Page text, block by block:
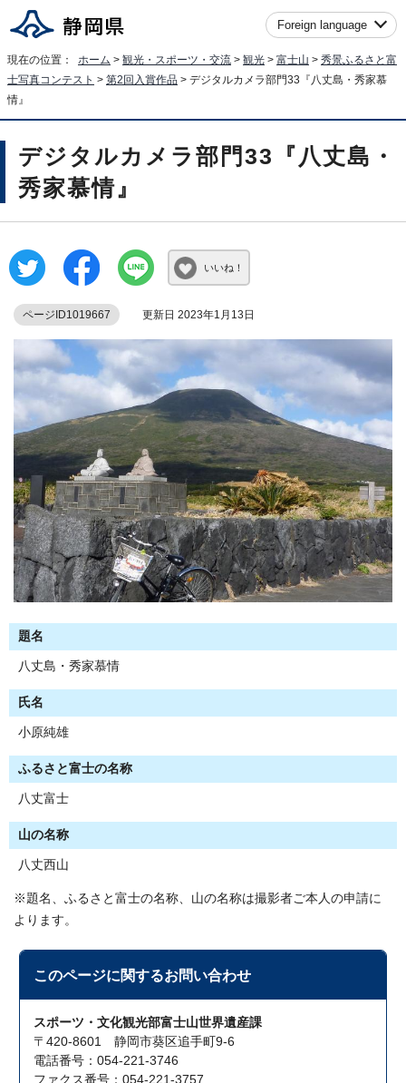
Foreign language
現在の位置： ホーム > 観光・スポーツ・交流 > 観光 > 富士山 > 秀景ふるさと富
士写真コンテスト > 第2回入賞作品 > デジタルカメラ部門33『八丈島・秀家慕
情』
デジタルカメラ部門33『八丈島・
秀家慕情』
いいね！
ページID1019667 更新日 2023年1月13日
題名
八丈島・秀家慕情
氏名
小原純雄
ふるさと富士の名称
八丈富士
山の名称
八丈西山
※題名、ふるさと富士の名称、山の名称は撮影者ご本人の申請に
よります。
このページに関するお問い合わせ
スポーツ・文化観光部富士山世界遺産課
〒420-8601 静岡市葵区追手町9-6
電話番号：054-221-3746
ファクス番号：054-221-3757